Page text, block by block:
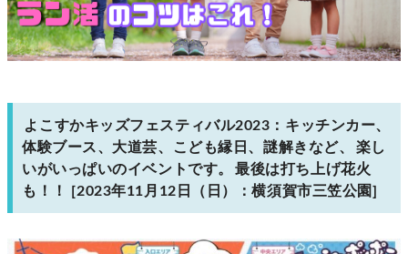
よこすかキッズフェスティバル2023：キッチンカー、
体験ブース、大道芸、こども縁日、謎解きなど、
楽し
いがいっぱいのイベントです。
最後は打ち上げ花火
も！！
[2023年11月12日（日）：横須賀市三笠公園]